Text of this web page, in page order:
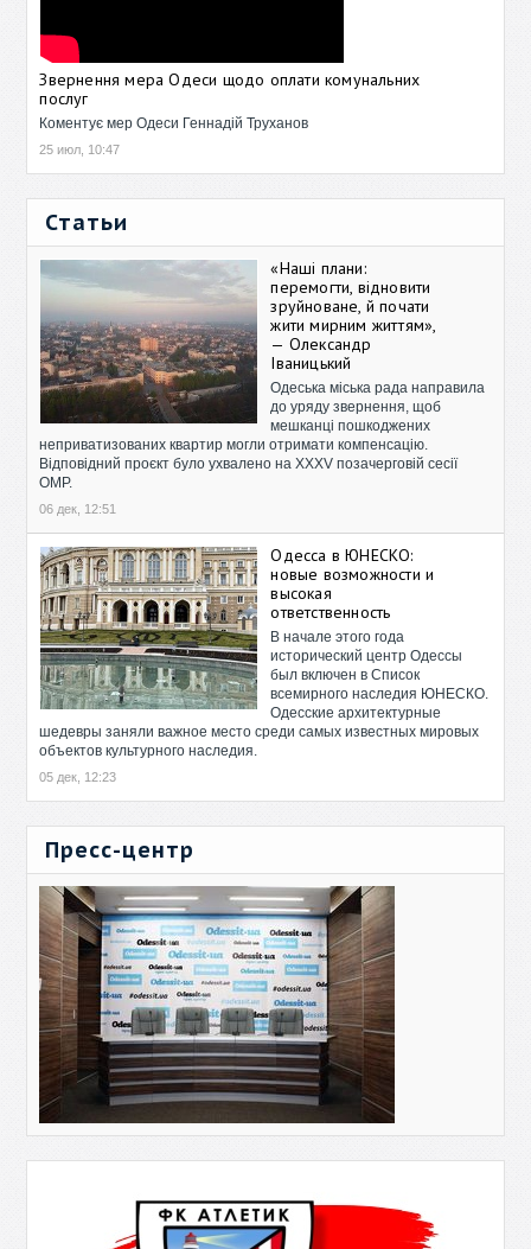
Звернення мера Одеси щодо оплати комунальних
послуг
Коментує мер Одеси Геннадій Труханов
25 июл, 10:47
Статьи
«Наші плани:
перемогти, відновити
зруйноване, й почати
жити мирним життям»,
— Олександр
Іваницький
Одеська міська рада направила
до уряду звернення, щоб
мешканці пошкоджених
неприватизованих квартир могли отримати компенсацію.
Відповідний проєкт було ухвалено на XXXV позачерговій сесії
ОМР.
06 дек, 12:51
Одесса в ЮНЕСКО:
новые возможности и
высокая
ответственность
В начале этого года
исторический центр Одессы
был включен в Список
всемирного наследия ЮНЕСКО.
Одесские архитектурные
шедевры заняли важное место среди самых известных мировых
объектов культурного наследия.
05 дек, 12:23
Пресс-центр